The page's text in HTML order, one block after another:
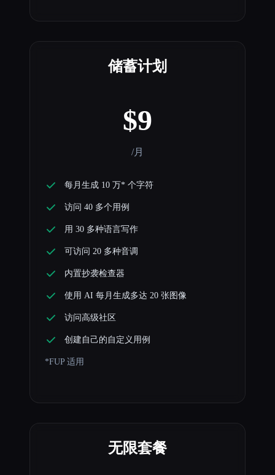
储蓄计划
$9
/月
每月生成 10 万* 个字符
访问 40 多个用例
用 30 多种语言写作
可访问 20 多种音调
内置抄袭检查器
使用 AI 每月生成多达 20 张图像
访问高级社区
创建自己的自定义用例
*FUP 适用
无限套餐